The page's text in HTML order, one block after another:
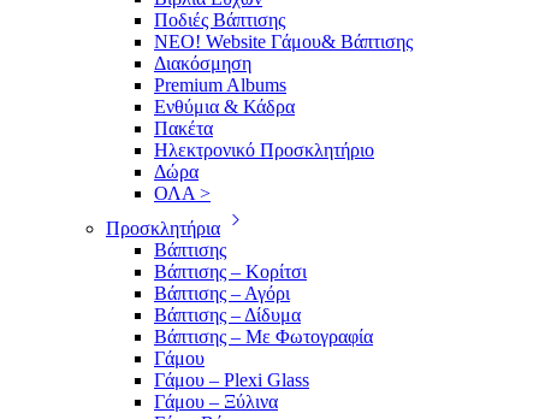
Ποδιές Βάπτισης
ΝΕΟ! Website Γάμου& Βάπτισης
Διακόσμηση
Premium Albums
Ενθύμια & Κάδρα
Πακέτα
Ηλεκτρονικό Προσκλητήριο
Δώρα
ΟΛΑ >
Προσκλητήρια
Βάπτισης
Βάπτισης – Κορίτσι
Βάπτισης – Αγόρι
Βάπτισης – Δίδυμα
Βάπτισης – Με Φωτογραφία
Γάμου
Γάμου – Plexi Glass
Γάμου – Ξύλινα